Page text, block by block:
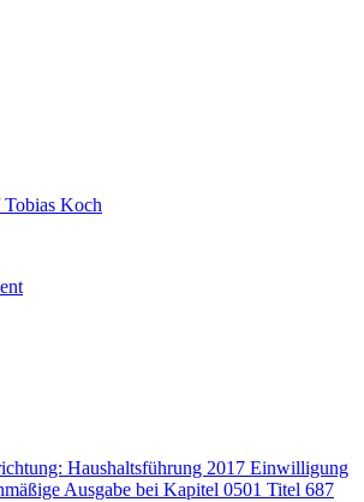
Koch
Haushaltsführung 2017 Einwilligung
Ausgabe bei Kapitel 0501 Titel 687